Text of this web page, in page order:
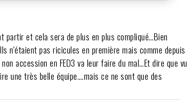
partir et cela sera de plus en plus compliqué…Bien
n'étaient pas ricicules en première mais comme depuis
accession en FED3 va leur faire du mal…Et dire que vu
une très belle équipe….mais ce ne sont que des